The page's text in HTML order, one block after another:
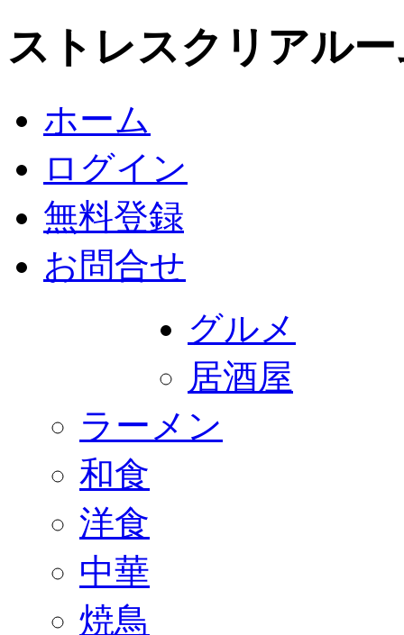
ストレスクリアル
ホーム
ログイン
無料登録
お問合せ
グルメ
居酒屋
ラーメン
和食
洋食
中華
焼鳥